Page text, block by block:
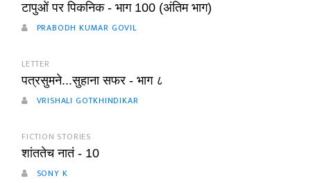
टापुओं पर पिकनिक - भाग 100 (अंतिम भाग)
PRABODH KUMAR GOVIL
LETTER
पत्रसुमने...सुहाना सफर - भाग ८
VRISHALI GOTKHINDIKAR
FICTION STORIES
शांततेच नातं - 10
SONY K